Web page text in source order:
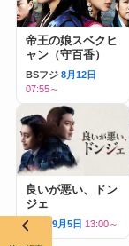
帝王の娘スベクヒ
ャン（守百香）
BSフジ 8月12日
07:55～
良いが悪い、ドン
ジェ
BS12 9月5日 13:00～